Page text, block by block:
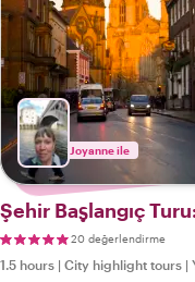
Joyanne ile
Şehir Başlangıç
20 değerlendirme
1.5 hours | City highlight tours |